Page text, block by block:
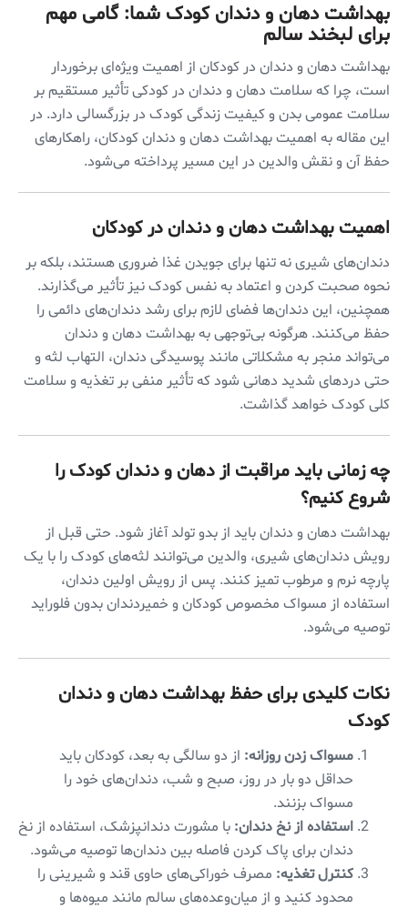
بهداشت دهان و دندان کودک شما: گامی مهم
برای لبخند سالم
بهداشت دهان و دندان در کودکان از اهمیت ویژه‌ای برخوردار
است، چرا که سلامت دهان و دندان در کودکی تأثیر مستقیم بر
سلامت عمومی بدن و کیفیت زندگی کودک در بزرگسالی دارد. در
این مقاله به اهمیت بهداشت دهان و دندان کودکان، راهکارهای
حفظ آن و نقش والدین در این مسیر پرداخته می‌شود.
اهمیت بهداشت دهان و دندان در کودکان
دندان‌های شیری نه تنها برای جویدن غذا ضروری هستند، بلکه بر
نحوه صحبت کردن و اعتماد به نفس کودک نیز تأثیر می‌گذارند.
همچنین، این دندان‌ها فضای لازم برای رشد دندان‌های دائمی را
حفظ می‌کنند. هرگونه بی‌توجهی به بهداشت دهان و دندان
می‌تواند منجر به مشکلاتی مانند پوسیدگی دندان، التهاب لثه و
حتی دردهای شدید دهانی شود که تأثیر منفی بر تغذیه و سلامت
کلی کودک خواهد گذاشت.
چه زمانی باید مراقبت از دهان و دندان کودک را
شروع کنیم؟
بهداشت دهان و دندان باید از بدو تولد آغاز شود. حتی قبل از
رویش دندان‌های شیری، والدین می‌توانند لثه‌های کودک را با یک
پارچه نرم و مرطوب تمیز کنند. پس از رویش اولین دندان،
استفاده از مسواک مخصوص کودکان و خمیردندان بدون فلوراید
توصیه می‌شود.
نکات کلیدی برای حفظ بهداشت دهان و دندان
کودک
مسواک زدن روزانه: از دو سالگی به بعد، کودکان باید
حداقل دو بار در روز، صبح و شب، دندان‌های خود را
مسواک بزنند.
استفاده از نخ دندان: با مشورت دندانپزشک، استفاده از نخ
دندان برای پاک کردن فاصله بین دندان‌ها توصیه می‌شود.
کنترل تغذیه: مصرف خوراکی‌های حاوی قند و شیرینی را
محدود کنید و از میان‌وعده‌های سالم مانند میوه‌ها و